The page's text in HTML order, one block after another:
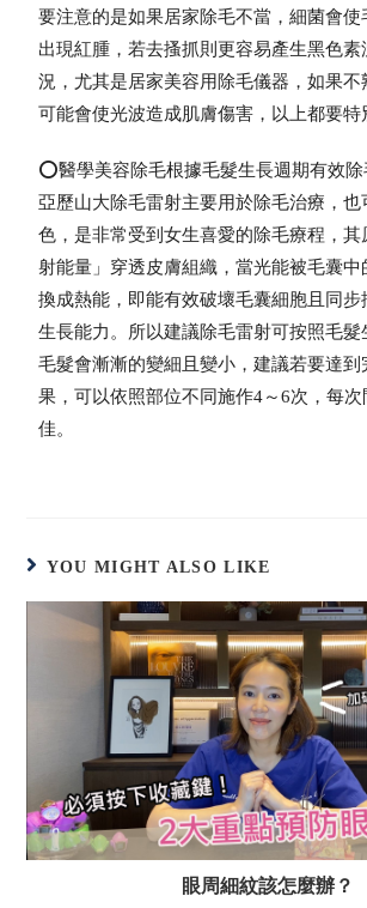
要注意的是如果居家除毛不當，細菌會使
出現紅腫，若去搔抓則更容易產生黑色
況，尤其是居家美容用除毛儀器，如果不
可能會使光波造成肌膚傷害，以上都要特
⭕醫學美容除毛根據毛髮生長週期有效除
亞歷山大除毛雷射主要用於除毛治療，也
色，是非常受到女生喜愛的除毛療程，其
射能量」穿透皮膚組織，當光能被毛囊中
換成熱能，即能有效破壞毛囊細胞且同步
生長能力。所以建議除毛雷射可按照毛髮
毛髮會漸漸的變細且變小，建議若要達到
果，可以依照部位不同施作4～6次，每次
佳。
YOU MIGHT ALSO LIKE
眼周細紋該怎麼辦？